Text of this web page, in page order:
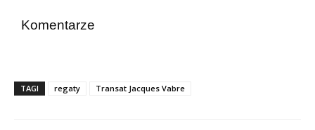
Komentarze
TAGI regaty Transat Jacques Vabre